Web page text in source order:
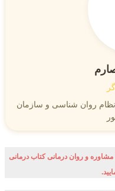
نظام روان شناسی و سازمان
مشاوره و روان درمانی کتاب درمانی